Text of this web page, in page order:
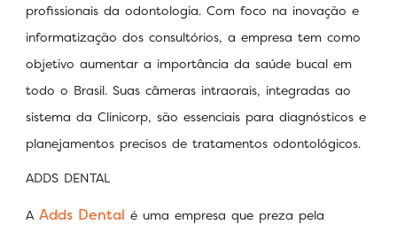
profissionais da odontologia. Com foco na inovação e
informatização dos consultórios, a empresa tem como
objetivo aumentar a importância da saúde bucal em
todo o Brasil. Suas câmeras intraorais, integradas ao
sistema da Clinicorp, são essenciais para diagnósticos e
planejamentos precisos de tratamentos odontológicos.
ADDS DENTAL
A Adds Dental é uma empresa que preza pela